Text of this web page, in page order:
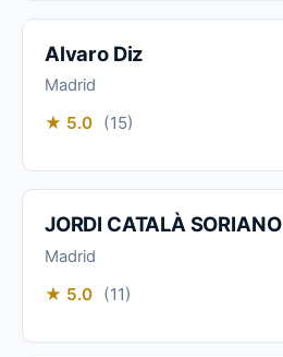
Alvaro Diz
Madrid
★ 5.0 (15)
JORDI CATALÀ SORIANO
Madrid
★ 5.0 (11)